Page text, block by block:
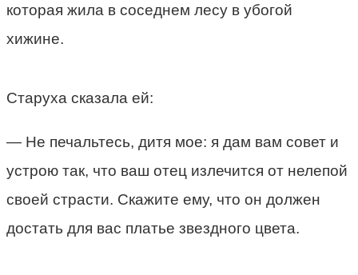
которая жила в соседнем лесу в убогой
хижине.
Старуха сказала ей:
— Не печальтесь, дитя мое: я дам вам совет и
устрою так, что ваш отец излечится от нелепой
своей страсти. Скажите ему, что он должен
достать для вас платье звездного цвета.